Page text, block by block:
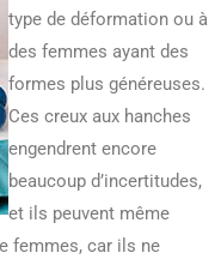
type de déformation ou à
des femmes ayant des
formes plus généreuses.
Ces creux aux hanches
engendrent encore
beaucoup d’incertitudes,
et ils peuvent même
femmes, car ils ne